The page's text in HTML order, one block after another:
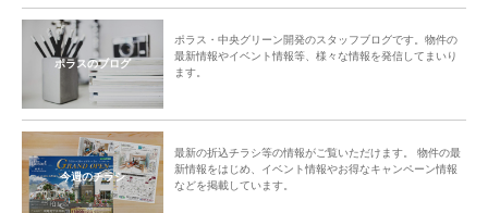
ポラスのブログ
ポラス・中央グリーン開発のスタッフブログです。物件の
最新情報やイベント情報等、様々な情報を発信してまいり
ます。
今週のチラシ
最新の折込チラシ等の情報がご覧いただけます。 物件の最
新情報をはじめ、イベント情報やお得なキャンペーン情報
などを掲載しています。